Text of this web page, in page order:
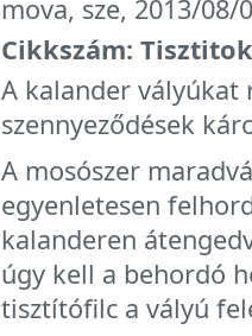
mova, sze, 2013/08/
Cikkszám:
A kalander
szennyeződések
A mosószer
egyenletesen
kalanderen
úgy kell a behordó
tisztítófilc a vályú